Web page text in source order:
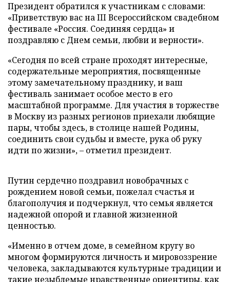
Президент обратился к участникам с словами:
«Приветствую вас на III Всероссийском свадебном
фестивале «Россия. Соединяя сердца» и
поздравляю с Днем семьи, любви и верности».
«Сегодня по всей стране проходят интересные,
содержательные мероприятия, посвященные
этому замечательному празднику, и ваш
фестиваль занимает особое место в его
масштабной программе. Для участия в торжестве
в Москву из разных регионов приехали любящие
пары, чтобы здесь, в столице нашей Родины,
соединить свои судьбы и вместе, рука об руку
идти по жизни», – отметил президент.
Путин сердечно поздравил новобрачных с
рождением новой семьи, пожелал счастья и
благополучия и подчеркнул, что семья является
надежной опорой и главной жизненной
ценностью.
«Именно в отчем доме, в семейном кругу во
многом формируются личность и мировоззрение
человека, закладываются культурные традиции и
такие незыблемые нравственные ориентиры, как